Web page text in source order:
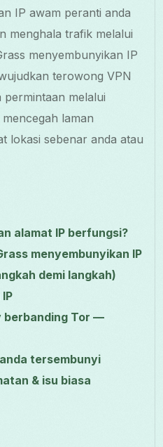
IP awam peranti anda
menghala trafik melalui
menyembunyikan IP
terowong VPN
permintaan melalui
laman
lokasi sebenar anda atau
alamat IP berfungsi?
menyembunyikan IP
demi langkah)
berbanding Tor —
tersembunyi
& isu biasa